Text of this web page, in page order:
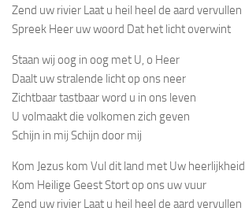
Zend uw rivier Laat u heil heel de aard vervullen
Spreek Heer uw woord Dat het licht overwint
Staan wij oog in oog met U, o Heer
Daalt uw stralende licht op ons neer
Zichtbaar tastbaar word u in ons leven
U volmaakt die volkomen zich geven
Schijn in mij Schijn door mij
Kom Jezus kom Vul dit land met Uw heerlijkheid
Kom Heilige Geest Stort op ons uw vuur
Zend uw rivier Laat u heil heel de aard vervullen